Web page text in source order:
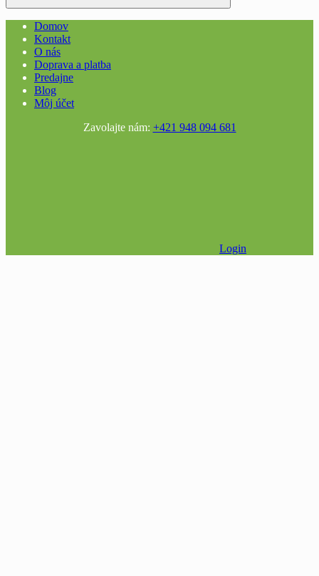
Domov
Kontakt
O nás
Doprava a platba
Predajne
Blog
Môj účet
Zavolajte nám: +421 948 094 681
Login